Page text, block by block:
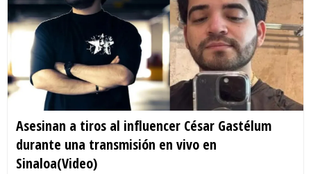
Asesinan a tiros al influencer César Gastélum
durante una transmisión en vivo en
Sinaloa(Video)